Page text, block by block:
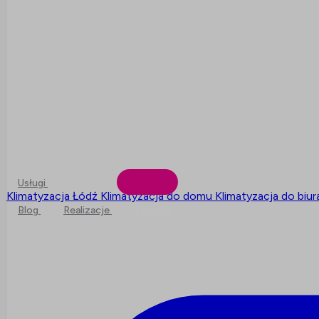
Usługi
Klimatyzacja Łódź Klimatyzacja do domu Klimatyzacja do
Blog Realizacje